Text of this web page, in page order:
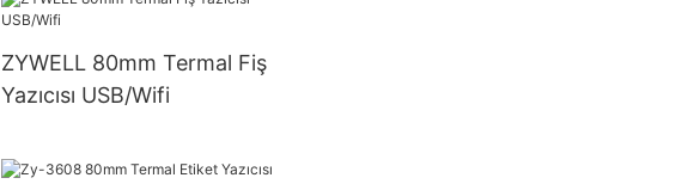
ZYWELL 80mm Termal Fiş
Yazıcısı USB/Wifi